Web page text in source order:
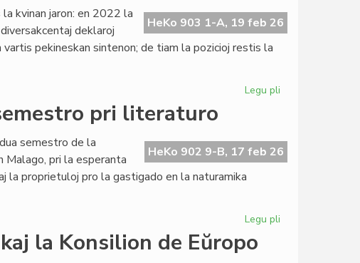
nova
Universala
HeKo 903 1-A, 19 feb 26
kvinan jaron: en 2022 la
deklaroj
pekineskan sintenon; de tiam la pozicioj restis la
Legu pli
sintenoj
en
pri literaturo
HeKo 902 9-B, 17 feb 26
semestro de la
Malago, pri la esperanta
la proprietuloj pro la gastigado en la naturamika
Legu pli
la Konsilion de Eŭropo